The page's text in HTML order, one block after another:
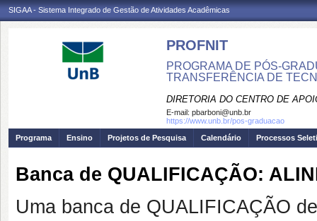
SIGAA - Sistema Integrado de Gestão de Atividades Acadêmicas
PROFNIT
PROGRAMA DE PÓS-
TRANSFERÊNCIA DE
DIRETORIA DO CENTRO DE
E-mail: pbarboni@unb.br
https://www.unb.br/pos-graduacao
Programa
Ensino Projetos de Pesquisa Calendário Processos
Banca de QUALIFICAÇÃO:
Uma banca de QUALIFICAÇÃO